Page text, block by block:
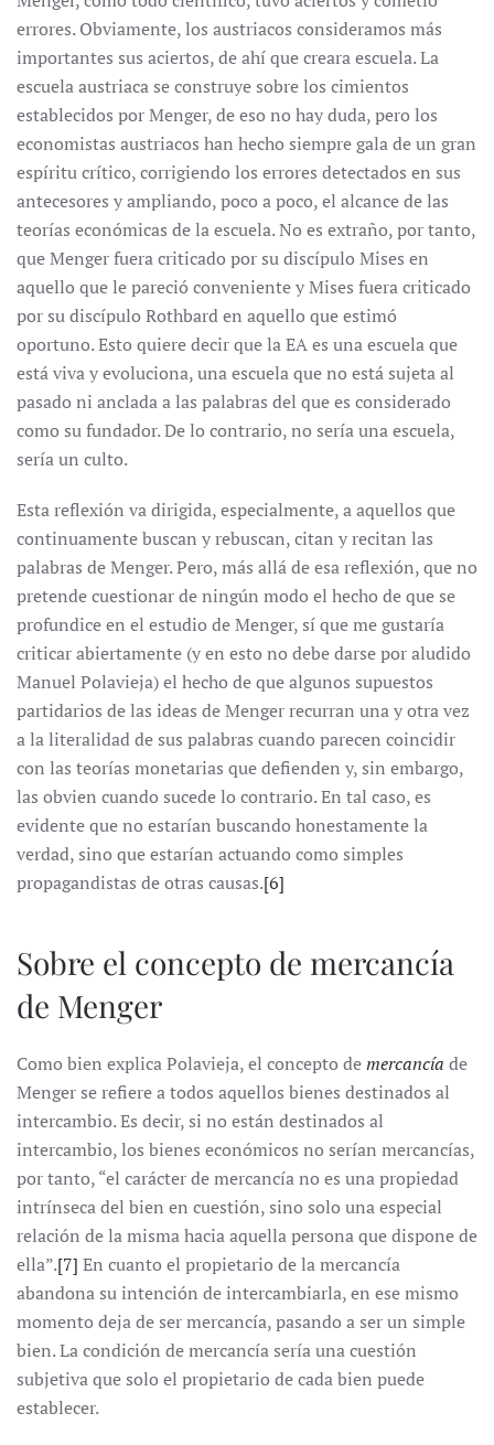
errores. Obviamente, los austriacos consideramos más
importantes sus aciertos, de ahí que creara escuela. La
escuela austriaca se construye sobre los cimientos
establecidos por Menger, de eso no hay duda, pero los
economistas austriacos han hecho siempre gala de un gran
espíritu crítico, corrigiendo los errores detectados en sus
antecesores y ampliando, poco a poco, el alcance de las
teorías económicas de la escuela. No es extraño, por tanto,
que Menger fuera criticado por su discípulo Mises en
aquello que le pareció conveniente y Mises fuera criticado
por su discípulo Rothbard en aquello que estimó
oportuno. Esto quiere decir que la EA es una escuela que
está viva y evoluciona, una escuela que no está sujeta al
pasado ni anclada a las palabras del que es considerado
como su fundador. De lo contrario, no sería una escuela,
sería un culto.
Esta reflexión va dirigida, especialmente, a aquellos que
continuamente buscan y rebuscan, citan y recitan las
palabras de Menger. Pero, más allá de esa reflexión, que no
pretende cuestionar de ningún modo el hecho de que se
profundice en el estudio de Menger, sí que me gustaría
criticar abiertamente (y en esto no debe darse por aludido
Manuel Polavieja) el hecho de que algunos supuestos
partidarios de las ideas de Menger recurran una y otra vez
a la literalidad de sus palabras cuando parecen coincidir
con las teorías monetarias que defienden y, sin embargo,
las obvien cuando sucede lo contrario. En tal caso, es
evidente que no estarían buscando honestamente la
verdad, sino que estarían actuando como simples
propagandistas de otras causas.[6]
Sobre el concepto de mercancía
de Menger
Como bien explica Polavieja, el concepto demercancía de
Menger se refiere a todos aquellos bienes destinados al
intercambio. Es decir, si no están destinados al
intercambio, los bienes económicos no serían mercancías,
por tanto, “el carácter de mercancía no es una propiedad
intrínseca del bien en cuestión, sino solo una especial
relación de la misma hacia aquella persona que dispone de
ella”.[7] En cuanto el propietario de la mercancía
abandona su intención de intercambiarla, en ese mismo
momento deja de ser mercancía, pasando a ser un simple
bien. La condición de mercancía sería una cuestión
subjetiva que solo el propietario de cada bien puede
establecer.